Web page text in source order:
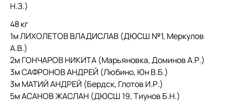
Н.З.)
48 кг
1м ЛИХОЛЕТОВ ВЛАДИСЛАВ (ДЮСШ №1, Меркулов
А.В.)
2м ГОНЧАРОВ НИКИТА (Марьяновка, Доминов А.Р.)
3м САФРОНОВ АНДРЕЙ (Любино, Юн В.Б.)
3м МАТИЙ АНДРЕЙ (Бердск, Глотов И.Р.)
5м АСАНОВ ЖАСЛАН (ДЮСШ 19, Тиунов Б.Н.)